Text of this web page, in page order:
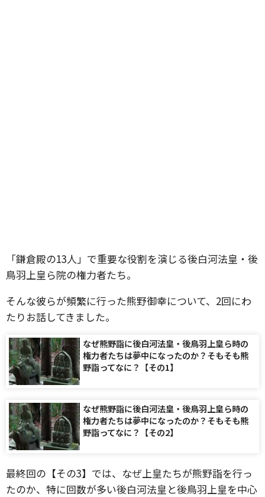
「鎌倉殿の13人」で重要な役割を演じる後白河法皇・後
鳥羽上皇ら院の権力者たち。
そんな彼らが頻繁に行った熊野御幸について、2回にわ
たりお話してきました。
なぜ熊野詣に後白河法皇・後鳥羽上皇ら時の
権力者たちは夢中になったのか？そもそも熊
野詣ってなに？【その1】
なぜ熊野詣に後白河法皇・後鳥羽上皇ら時の
権力者たちは夢中になったのか？そもそも熊
野詣ってなに？【その2】
最終回の【その3】では、なぜ上皇たちが熊野詣を行っ
たのか、特に回数が多い後白河法皇と後鳥羽上皇を中心